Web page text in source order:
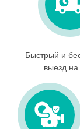
Быстрый и
выезд